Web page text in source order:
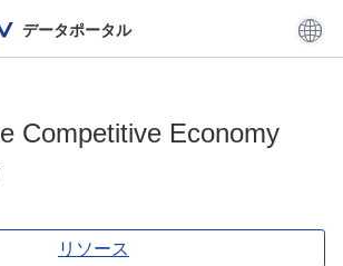
データポータル
Competitive Economy
リソース